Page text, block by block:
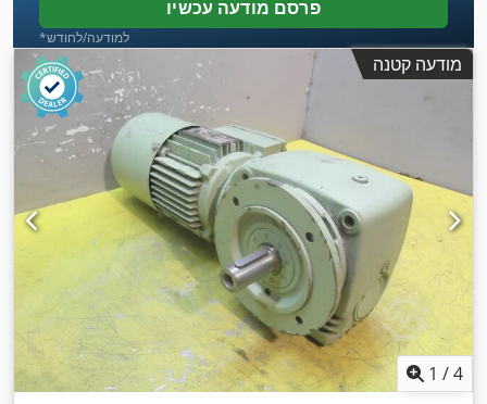
פרסם מודעה עכשיו
*למודעה/לחודש
מודעה קטנה
1 /4